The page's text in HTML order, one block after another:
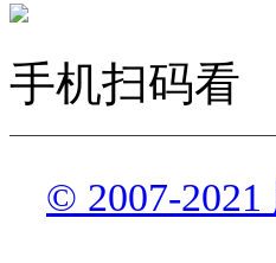
手机扫码看
© 2007-2021